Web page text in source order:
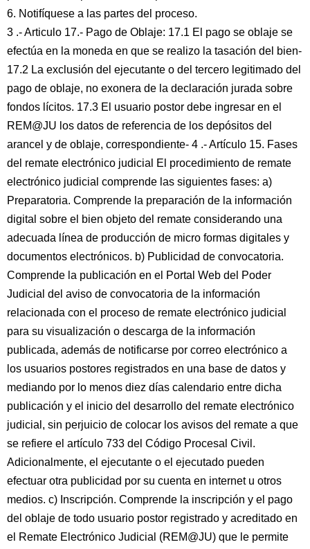
6. Notifíquese a las partes del proceso.
3 .- Articulo 17.- Pago de Oblaje: 17.1 El pago se oblaje se
efectúa en la moneda en que se realizo la tasación del bien-
17.2 La exclusión del ejecutante o del tercero legitimado del
pago de oblaje, no exonera de la declaración jurada sobre
fondos lícitos. 17.3 El usuario postor debe ingresar en el
REM@JU los datos de referencia de los depósitos del
arancel y de oblaje, correspondiente- 4 .- Artículo 15. Fases
del remate electrónico judicial El procedimiento de remate
electrónico judicial comprende las siguientes fases: a)
Preparatoria. Comprende la preparación de la información
digital sobre el bien objeto del remate considerando una
adecuada línea de producción de micro formas digitales y
documentos electrónicos. b) Publicidad de convocatoria.
Comprende la publicación en el Portal Web del Poder
Judicial del aviso de convocatoria de la información
relacionada con el proceso de remate electrónico judicial
para su visualización o descarga de la información
publicada, además de notificarse por correo electrónico a
los usuarios postores registrados en una base de datos y
mediando por lo menos diez días calendario entre dicha
publicación y el inicio del desarrollo del remate electrónico
judicial, sin perjuicio de colocar los avisos del remate a que
se refiere el artículo 733 del Código Procesal Civil.
Adicionalmente, el ejecutante o el ejecutado pueden
efectuar otra publicidad por su cuenta en internet u otros
medios. c) Inscripción. Comprende la inscripción y el pago
del oblaje de todo usuario postor registrado y acreditado en
el Remate Electrónico Judicial (REM@JU) que le permite